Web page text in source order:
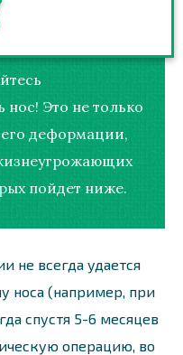
нос! Это не только
деформации,
пойдет ниже.
не всегда удается
носа (например, при
спустя 5-6 месяцев
операцию, во